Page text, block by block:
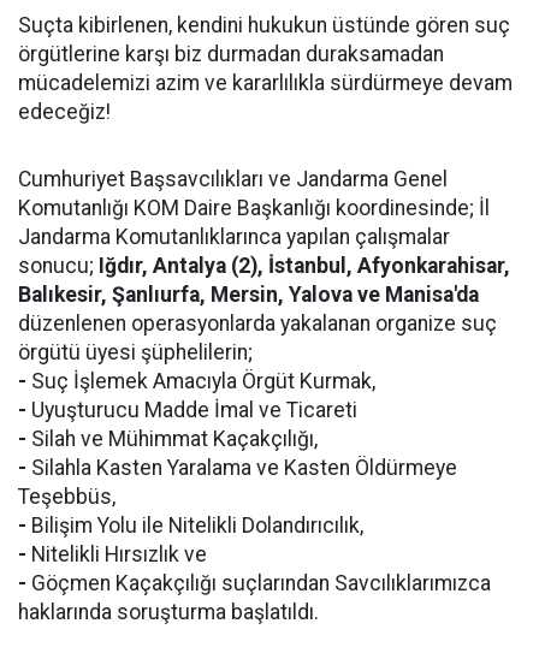
Suçta kibirlenen, kendini hukukun üstünde gören suç
örgütlerine karşı biz durmadan duraksamadan
mücadelemizi azim ve kararlılıkla sürdürmeye devam
edeceğiz!
Cumhuriyet Başsavcılıkları ve Jandarma Genel
Komutanlığı KOM Daire Başkanlığı koordinesinde; İl
Jandarma Komutanlıklarınca yapılan çalışmalar
sonucu; Iğdır, Antalya (2), İstanbul, Afyonkarahisar,
Balıkesir, Şanlıurfa, Mersin, Yalova ve Manisa'da
düzenlenen operasyonlarda yakalanan organize suç
örgütü üyesi şüphelilerin;
- Suç İşlemek Amacıyla Örgüt Kurmak,
- Uyuşturucu Madde İmal ve Ticareti
- Silah ve Mühimmat Kaçakçılığı,
- Silahla Kasten Yaralama ve Kasten Öldürmeye
Teşebbüs,
- Bilişim Yolu ile Nitelikli Dolandırıcılık,
- Nitelikli Hırsızlık ve
- Göçmen Kaçakçılığı suçlarından Savcılıklarımızca
haklarında soruşturma başlatıldı.